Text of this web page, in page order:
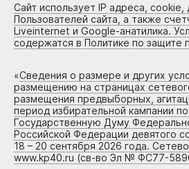
Сайт использует IP адреса, cookie,
Пользователей сайта, а также
Liveinternet и Google-анатилика.
содержатся в Политике по защите
«Сведения о размере и других
размещению на страницах
размещения предвыборных,
период избирательной кампании
Государственную Думу
Российской Федерации девятого
18 – 20 сентября 2026 года.
www.kp40.ru (св-во Эл № ФС77-